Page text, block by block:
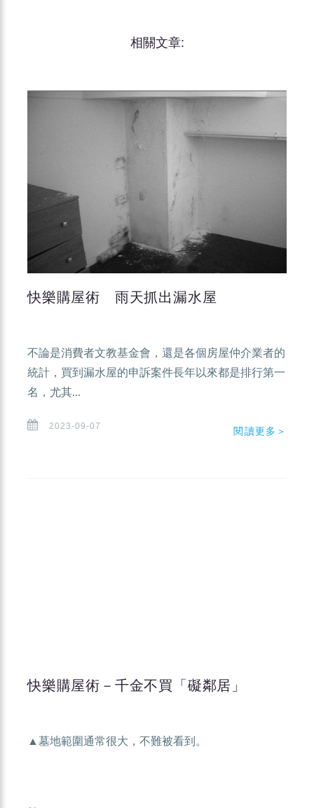
相關文章:
快樂購屋術 雨天抓出漏水屋
不論是消費者文教基金會，還是各個房屋仲介業者的
統計，買到漏水屋的申訴案件長年以來都是排行第一
名，尤其...
2023-09-07 閱讀更多＞
快樂購屋術－千金不買「礙鄰居」
▲墓地範圍通常很大，不難被看到。